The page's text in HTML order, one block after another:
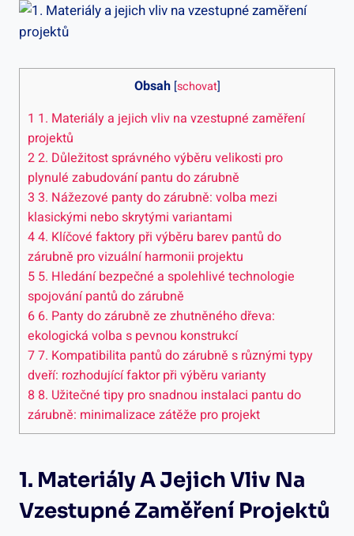
Obsah [schovat]
1 1. Materiály a jejich vliv na vzestupné zaměření
projektů
22. Důležitost správného výběru velikosti pro
plynulé zabudování pantu do zárubně
3 3. Nážezové panty do zárubně: volba mezi
klasickými nebo skrytými variantami
44. Klíčové faktory při výběru barev pantů do
zárubně pro vizuální harmonii projektu
5 5. Hledání bezpečné a spolehlivé technologie
spojování pantů do zárubně
6 6. Panty do zárubně ze zhutněného dřeva:
ekologická volba s pevnou konstrukcí
77. Kompatibilita pantů do zárubně s různými typy
dveří: rozhodující faktor při výběru varianty
8 8. Užitečné tipy pro snadnou instalaci pantu do
zárubně: minimalizace zátěže pro projekt
1. Materiály A Jejich Vliv Na
Vzestupné Zaměření Projektů